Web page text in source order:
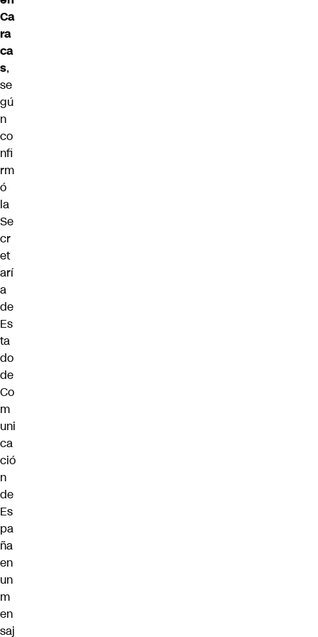
Ca
ra
ca
s,
se
gú
n
co
nfi
rm
ó
la
Se
cr
et
arí
a
de
Es
ta
do
de
Co
m
uni
ca
ció
n
de
Es
pa
ña
en
un
m
en
saj